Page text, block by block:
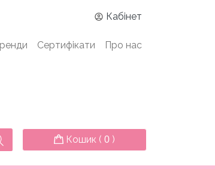
Кабінет
Сертифікати Про нас
Кошик ( 0 )